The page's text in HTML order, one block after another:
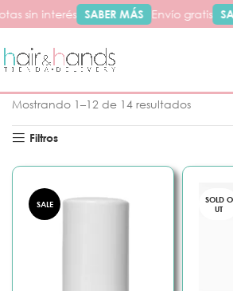
sin interés SABER MÁS Envío gratis
Mostrando 1–12 de 14 resultados
Filtros
SALE
SOLD O
UT